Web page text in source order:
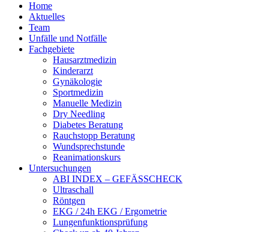
Home
Aktuelles
Team
Unfälle und Notfälle
Fachgebiete
Hausarztmedizin
Kinderarzt
Gynäkologie
Sportmedizin
Manuelle Medizin
Dry Needling
Diabetes Beratung
Rauchstopp Beratung
Wundsprechstunde
Reanimationskurs
Untersuchungen
ABI INDEX – GEFÄSSCHECK
Ultraschall
Röntgen
EKG / 24h EKG / Ergometrie
Lungenfunktionsprüfung